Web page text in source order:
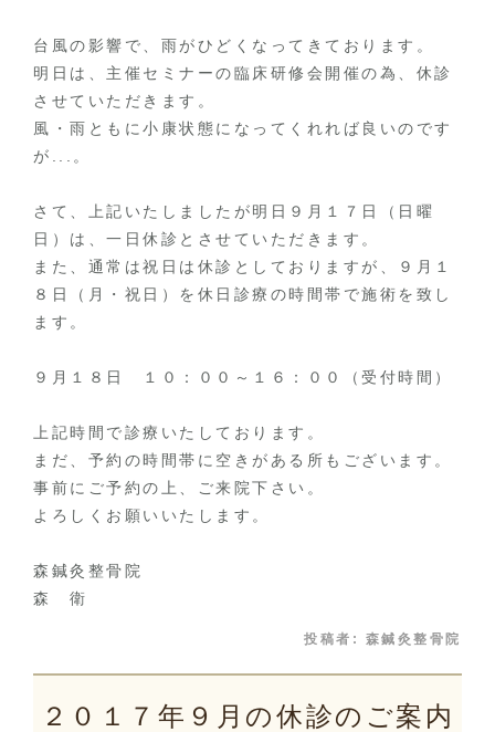
台風の影響で、雨がひどくなってきております。
明日は、主催セミナーの臨床研修会開催の為、休診
させていただきます。
風・雨ともに小康状態になってくれれば良いのです
が...。
さて、上記いたしましたが明日９月１７日（日曜
日）は、一日休診とさせていただきます。
また、通常は祝日は休診としておりますが、９月１
８日（月・祝日）を休日診療の時間帯で施術を致し
ます。
９月１８日 １０：００～１６：００（受付時間）
上記時間で診療いたしております。
まだ、予約の時間帯に空きがある所もございます。
事前にご予約の上、ご来院下さい。
よろしくお願いいたします。
森鍼灸整骨院
森 衛
投稿者: 森鍼灸整骨院
２０１７年９月の休診のご案内